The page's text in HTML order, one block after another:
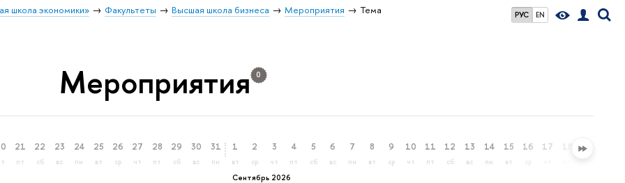
РУС EN
школа экономики» Факультеты Высшая школа бизнеса Мероприятия
Тема
Мероприятия 0
21
пт
22
сб
23
вс
24
пн
25
вт
26
ср
27
чт
28
пт
29
сб
30
вс
31
пн
Сентябрь 2026
1
вт
2
ср
3
чт
4
пт
5
сб
6
вс
7
пн
8
вт
9
ср
10
чт
11
пт
12
сб
13
вс
14
пн
15
вт
16 17 18 19